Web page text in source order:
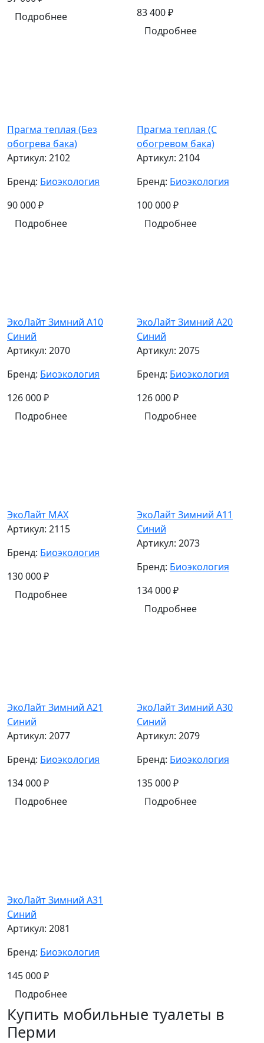
Подробнее
83 400₽
Подробнее
Прагма теплая (Без
обогрева бака)
Артикул: 2102
Бренд: Биоэкология
90 000₽
Подробнее
Прагма теплая (С
обогревом бака)
Артикул: 2104
Бренд: Биоэкология
100 000₽
Подробнее
ЭкоЛайт Зимний A10
Синий
Артикул: 2070
Бренд: Биоэкология
126 000₽
Подробнее
ЭкоЛайт Зимний A20
Синий
Артикул: 2075
Бренд: Биоэкология
126 000₽
Подробнее
ЭкоЛайт MAX
Артикул: 2115
Бренд: Биоэкология
130 000₽
Подробнее
ЭкоЛайт Зимний A11
Синий
Артикул: 2073
Бренд: Биоэкология
134 000₽
Подробнее
ЭкоЛайт Зимний A21
Синий
Артикул: 2077
Бренд: Биоэкология
134 000₽
Подробнее
ЭкоЛайт Зимний A30
Синий
Артикул: 2079
Бренд: Биоэкология
135 000₽
Подробнее
ЭкоЛайт Зимний A31
Синий
Артикул: 2081
Бренд: Биоэкология
145 000₽
Подробнее
Купить мобильные туалеты в
Перми